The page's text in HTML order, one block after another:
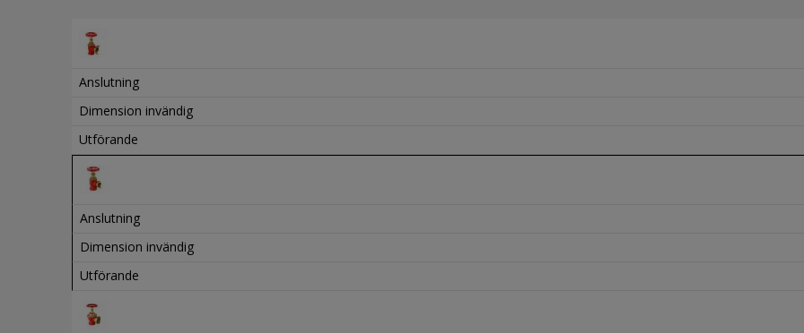
Anslutning
Dimension invändig
Utförande
Anslutning
Dimension invändig
Utförande